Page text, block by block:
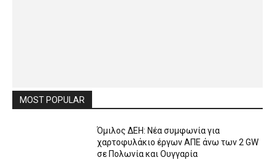
MOST POPULAR
Όμιλος ΔΕΗ: Νέα συμφωνία για
χαρτοφυλάκιο έργων ΑΠΕ άνω των 2 GW
σε Πολωνία και Ουγγαρία